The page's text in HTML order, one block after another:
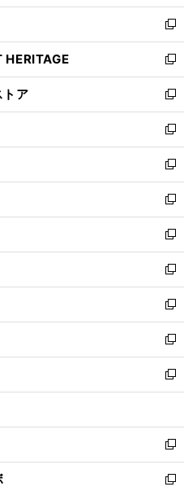
ウ
で
開
く
ン
ド
ウ
で
開
く
新
し
い
ウ
ィ
ン
ド
ウ
で
開
く
新
し
い
ウ
ィ
ン
ド
ウ
で
開
く
トア
新
し
い
ウ
ィ
ン
ド
ウ
で
開
く
新
し
い
ウ
ィ
ン
ド
ウ
で
開
く
新
し
い
ウ
ィ
ン
ド
ウ
で
開
く
新
し
い
ウ
ィ
ン
ド
ウ
で
開
く
新
し
い
ウ
ィ
ン
ド
ウ
で
開
新
し
い
ウ
ィ
ン
ド
ウ
開
く
新
し
い
ウ
ィ
ン
ウ
で
開
く
新
し
い
ウ
ン
ド
ウ
で
新
し
ウ
ィ
ン
ド
新
し
い
新